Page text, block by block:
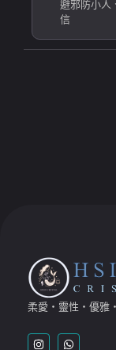
避邪防小人
信
柔愛・靈性・優雅